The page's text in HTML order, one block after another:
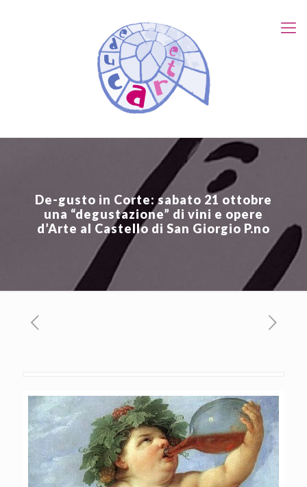
De-gusto in Corte: sabato 21 ottobre
una “degustazione” di vini e opere
d’Arte al Castello di San Giorgio P.no